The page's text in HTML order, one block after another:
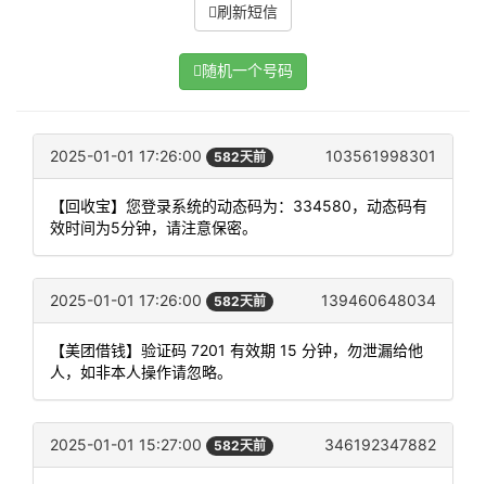
刷新短信
随机一个号码
2025-01-01 17:26:00 582天前 103561998301
【回收宝】您登录系统的动态码为：334580，动态码有
效时间为5分钟，请注意保密。
2025-01-01 17:26:00 582天前 139460648034
【美团借钱】验证码 7201 有效期 15 分钟，勿泄漏给他
人，如非本人操作请忽略。
2025-01-01 15:27:00 582天前 346192347882